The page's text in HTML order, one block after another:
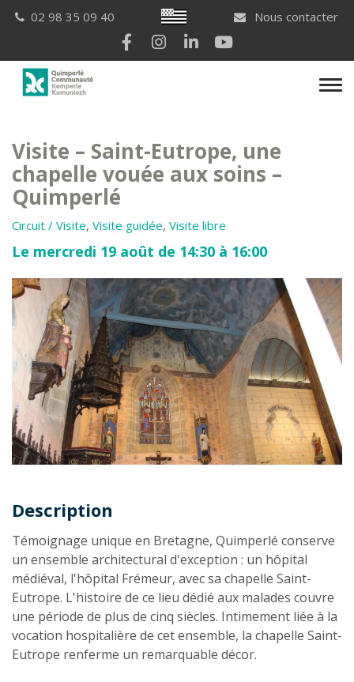
Breton
02 98 35 09 40
Nous contacter
Lien vers le compte Facebook
Lien vers le compte Instagram
Lien vers le compte
Visite – Saint-Eutrope, une
chapelle vouée aux soins –
Quimperlé
Circuit / Visite, Visite guidée, Visite libre
Le mercredi 19 août de 14:30 à 16:00
Description
Description
Témoignage unique en Bretagne, Quimperlé conserve
un ensemble architectural d'exception : un hôpital
médiéval, l'hôpital Frémeur, avec sa chapelle Saint-
Eutrope. L'histoire de ce lieu dédié aux malades couvre
une période de plus de cinq siècles. Intimement liée à la
vocation hospitalière de cet ensemble, la chapelle Saint-
Eutrope renferme un remarquable décor.